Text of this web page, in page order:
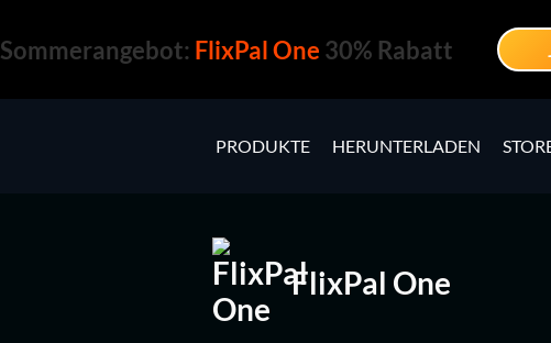
PRODUKTE HERUNTERLADEN
Sommerangebot: FlixPal One 30% Rabatt
FlixPal One